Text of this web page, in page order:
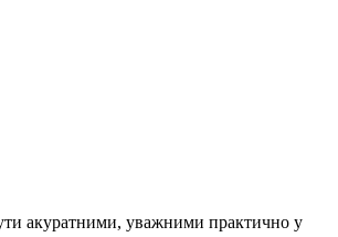
акуратними, уважними практично у